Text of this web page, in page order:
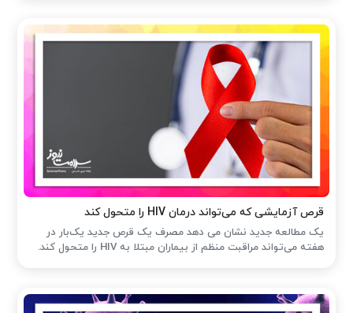
قرص آزمایشی که می‌تواند درمان HIV را متحول کند
یک مطالعه جدید نشان می دهد مصرف یک قرص جدید یک‌بار در
هفته می‌تواند مراقبت منظم از بیماران مبتلا به HIV را متحول کند.